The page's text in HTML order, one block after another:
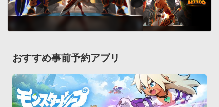
MOTOROLA XOOM
NEXUS ONE
LEGZA TABLET AT3S0/35D■ELECOM Apps Web Site
http://twitter.com/schedulest_jp (日本語)
http://twitter.com/ELECOM_Apps (English)■Facebook
http://www.facebook.com/ELECOM.Applications.jp (日本語)
http://www.facebook.com/ELECOM.Applications (English)
おすすめ事前予約アプリ